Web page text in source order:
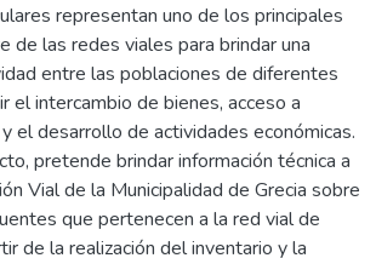
representan uno de los principales
de las redes viales para brindar una
entre las poblaciones de diferentes
el intercambio de bienes, acceso a
el desarrollo de actividades económicas.
pretende brindar información técnica a
Vial de la Municipalidad de Grecia sobre
que pertenecen a la red vial de
de la realización del inventario y la